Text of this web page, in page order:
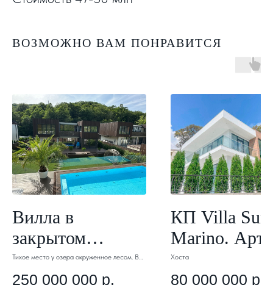
ВОЗМОЖНО ВАМ ПОНРАВИТСЯ
Вилла в
закрытом
посёлке. Арт 017
Тихое место у озера окруженное лесом. В
250 000 000 р.
КП Villa Sun
Marino. Арт
Хоста
80 000 000 р.